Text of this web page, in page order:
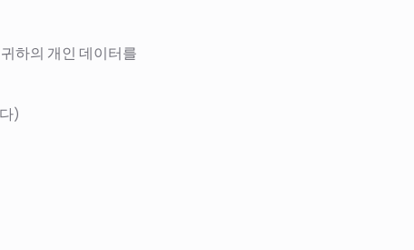
하의 개인 데이터를
)